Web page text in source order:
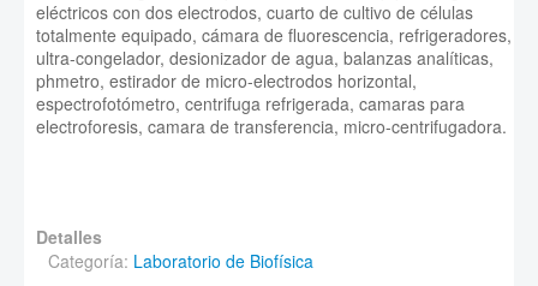
eléctricos con dos electrodos, cuarto de cultivo de células
totalmente equipado, cámara de fluorescencia, refrigeradores,
ultra-congelador, desionizador de agua, balanzas analíticas,
phmetro, estirador de micro-electrodos horizontal,
espectrofotómetro, centrifuga refrigerada, camaras para
electroforesis, camara de transferencia, micro-centrifugadora.
Detalles
Categoría: Laboratorio de Biofísica